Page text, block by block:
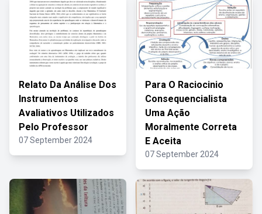
Relato Da Análise Dos
Instrumentos
Avaliativos Utilizados
Pelo Professor
07 September 2024
Para O Raciocinio
Consequencialista
Uma Ação
Moralmente Correta
E Aceita
07 September 2024